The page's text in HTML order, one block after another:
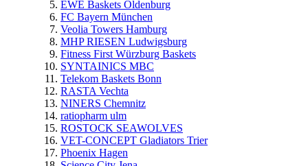
EWE Baskets Oldenburg
FC Bayern München
Veolia Towers Hamburg
MHP RIESEN Ludwigsburg
Fitness First Würzburg Baskets
SYNTAINICS MBC
Telekom Baskets Bonn
RASTA Vechta
NINERS Chemnitz
ratiopharm ulm
ROSTOCK SEAWOLVES
VET-CONCEPT Gladiators Trier
Phoenix Hagen